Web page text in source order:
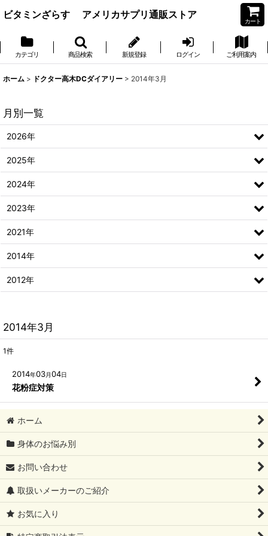
ビタミンざらす アメリカサプリ通販ストア
カート
カテゴリ 商品検索 新規登録 ログイン ご利用案内
ホーム > ドクター高木DCダイアリー > 2014年3月
2014年3月
1件
2014年03月04日
花粉症対策
月別一覧
2026年
2025年
2024年
2023年
2021年
2014年
2012年
ホーム
身体のお悩み別
お問い合わせ
取扱いメーカーのご紹介
お気に入り